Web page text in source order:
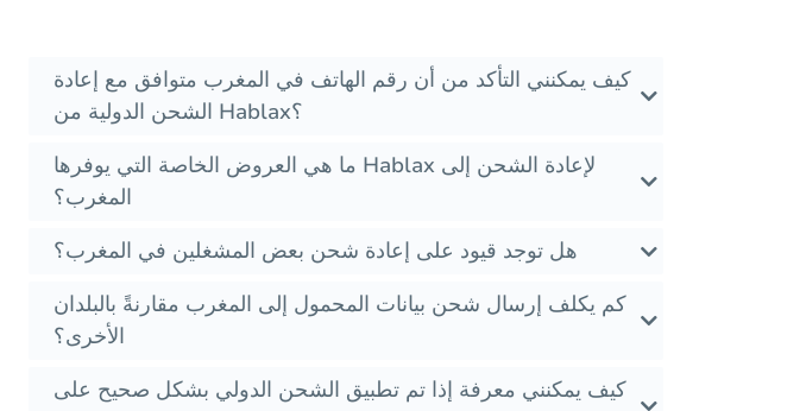
كيف يمكنني التأكد من أن رقم الهاتف في المغرب متوافق مع إعادة
الشحن الدولية من Hablax؟
ما هي العروض الخاصة التي يوفرها Hablax لإعادة الشحن إلى
المغرب؟
هل توجد قيود على إعادة شحن بعض المشغلين في المغرب؟
كم يكلف إرسال شحن بيانات المحمول إلى المغرب مقارنةً بالبلدان
الأخرى؟
كيف يمكنني معرفة إذا تم تطبيق الشحن الدولي بشكل صحيح على